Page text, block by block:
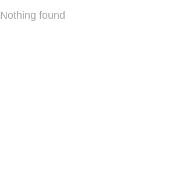
Nothing found